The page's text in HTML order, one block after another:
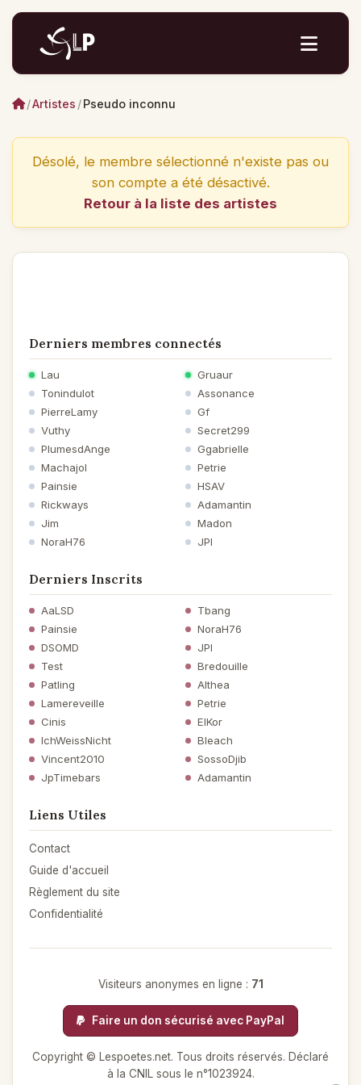
/Artistes /Pseudo inconnu
Désolé, le membre sélectionné n'existe pas ou
son compte a été désactivé.
Retour à la liste des artistes
Derniers membres connectés
Lau
Gruaur
Tonindulot
Assonance
PierreLamy
Gf
Vuthy
Secret299
PlumesdAnge
Ggabrielle
Machajol
Petrie
Painsie
HSAV
Rickways
Adamantin
Jim
Madon
NoraH76
JPI
Derniers Inscrits
AaLSD
Tbang
Painsie
NoraH76
DSOMD
JPI
Test
Bredouille
Patling
Althea
Lamereveille
Petrie
Cinis
ElKor
IchWeissNicht
Bleach
Vincent2010
SossoDjib
JpTimebars
Adamantin
Liens Utiles
Contact
Guide d'accueil
Règlement du site
Confidentialité
Visiteurs anonymes en ligne : 71
Faire un don sécurisé avec PayPal
Copyright © Lespoetes.net. Tous droits réservés. Déclaré
à la CNIL sous le n°1023924.